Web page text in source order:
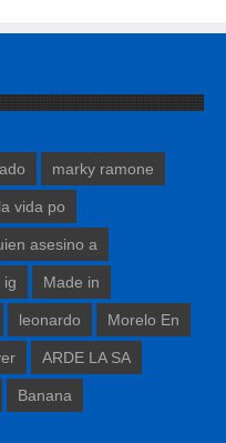
marky ramone
la vida po
asesino a
ig Made in
leonardo Morelo En
ARDE LA SA
Banana